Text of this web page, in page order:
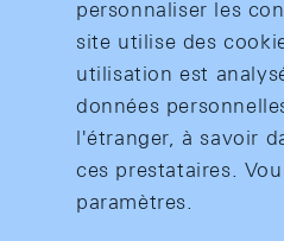
personnaliser les
site utilise des
utilisation est
données
l'étranger, à savoir
ces prestataires.
paramètres.